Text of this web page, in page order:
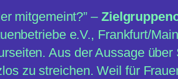
mitgemeint?” –
e.V., Frankfurt/
Aus der Aussage
zu streichen. Weil für